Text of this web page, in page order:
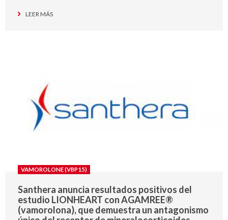
LEER MÁS
VAMOROLONE (VBP15)
Santhera anuncia resultados positivos del
estudio LIONHEART con AGAMREE®
(vamorolona), que demuestra un antagonismo